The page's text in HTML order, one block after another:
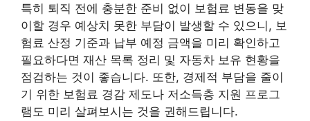
특히 퇴직 전에 충분한 준비 없이 보험료 변동을 맞
이할 경우 예상치 못한 부담이 발생할 수 있으니, 보
험료 산정 기준과 납부 예정 금액을 미리 확인하고
필요하다면 재산 목록 정리 및 자동차 보유 현황을
점검하는 것이 좋습니다. 또한, 경제적 부담을 줄이
기 위한 보험료 경감 제도나 저소득층 지원 프로그
램도 미리 살펴보시는 것을 권해드립니다.